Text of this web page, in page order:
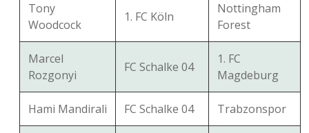
Tony
Woodcock
1. FC Köln
Nottingham
Forest
Marcel
Rozgonyi
FC Schalke 04
1. FC
Magdeburg
Hami Mandirali FC Schalke 04 Trabzonspor